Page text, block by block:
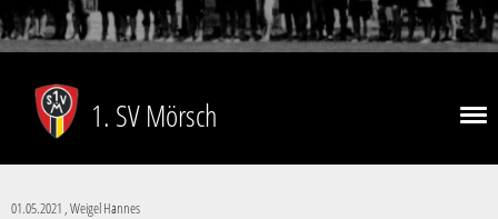
1. SV Mörsch
01.05.2021 , Weigel Hannes